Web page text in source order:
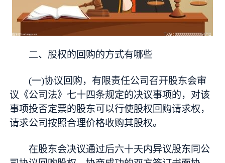
二、股权的回购的方式有哪些
(一)协议回购，有限责任公司召开股东会审
议《公司法》七十四条规定的决议事项的，对该
事项投否定票的股东可以行使股权回购请求权，
请求公司按照合理价格收购其股权。
在股东会决议通过后六十天内异议股东同公